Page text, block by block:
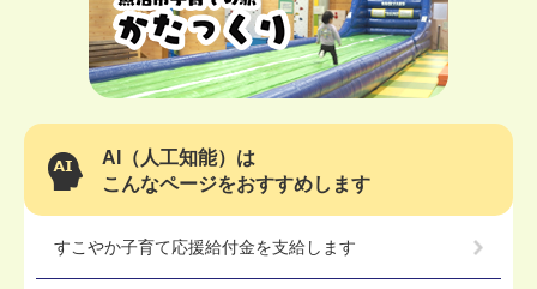
AI（人工知能）は
こんなページをおすすめします
すこやか子育て応援給付金を支給します